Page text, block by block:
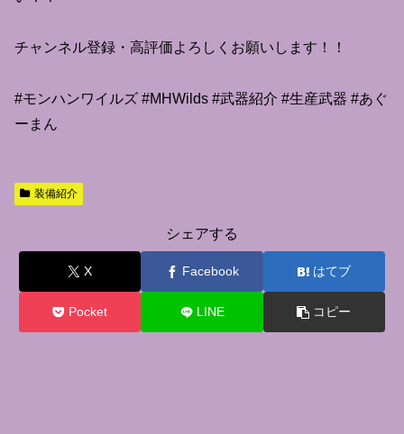
チャンネル登録・高評価よろしくお願いします！！
#モンハンワイルズ #MHWilds #武器紹介 #生産武器 #あぐ
ーまん
装備紹介
シェアする
X Facebook はてブ
Pocket LINE コピー